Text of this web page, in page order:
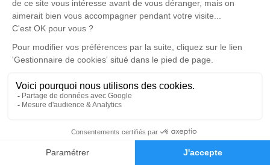
Faire-part Hommages
Un service de plantation d’arbre hommage est
disponible ici.
Je rends hommage
Cérémonie civile
Cimetière de Lagorce
07150 Lagorce